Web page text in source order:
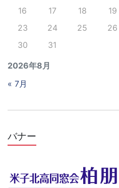
2026年8月
16
17 18 19
23
24 25 26
30
31
« 7月
バナー